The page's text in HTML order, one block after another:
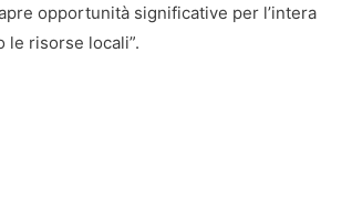
opportunità significative per l’intera
risorse locali”.